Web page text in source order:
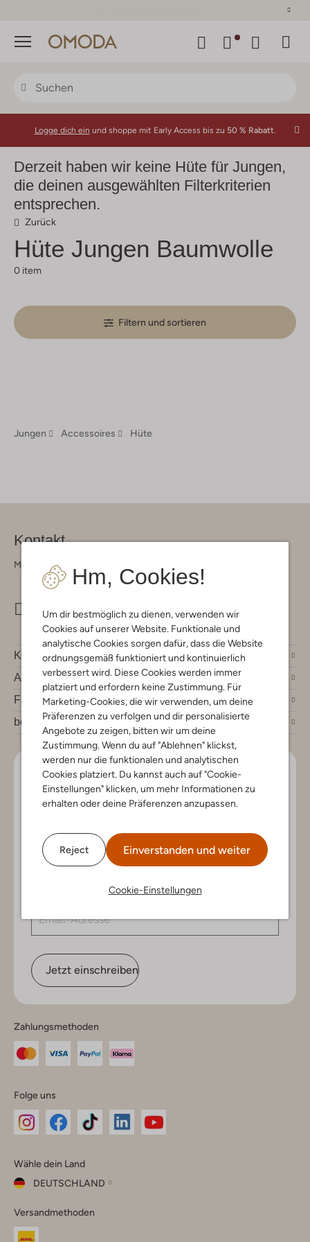
Menü
Hm, Cookies!
Um dir bestmöglich zu dienen, verwenden wir
Cookies auf unserer Website. Funktionale und
analytische Cookies sorgen dafür, dass die Website
ordnungsgemäß funktioniert und kontinuierlich
verbessert wird. Diese Cookies werden immer
platziert und erfordern keine Zustimmung. Für
Marketing-Cookies, die wir verwenden, um deine
Präferenzen zu verfolgen und dir personalisierte
Angebote zu zeigen, bitten wir um deine
Zustimmung. Wenn du auf "Ablehnen" klickst,
werden nur die funktionalen und analytischen
Cookies platziert. Du kannst auch auf "Cookie-
Einstellungen" klicken, um mehr Informationen zu
erhalten oder deine Präferenzen anzupassen.
Reject Einverstanden und weiter
Cookie-Einstellungen
Logge dich ein und shoppe mit Early Access bis zu 50 % Rabatt.
Derzeit haben wir keine Hüte für Jungen,
die deinen ausgewählten Filterkriterien
entsprechen.
Zurück
Hüte Jungen Baumwolle
0 item
Filtern und sortieren
Jungen Accessoires Hüte
Kontakt
Montag - Freitag 09:00 - 17:00 uur
info@omoda.de
Kundenservice
Account
Fashion News
bei Omoda
Lass uns in Kontakt bleiben
Bleib auf dem Laufenden mit den neuesten Artikeln und
Newsletter und gewinne einen Einkaufsgutschein im
Wert von €150.
Jetzt einschreiben
Zahlungsmethoden
Folge uns
Instagram
Facebook
TikTok
Wähle dein Land
DEUTSCHLAND
dein
Land
Versandmethoden